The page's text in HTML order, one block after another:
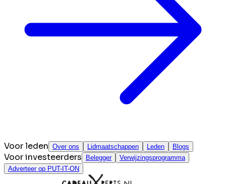
Voor leden Over ons Lidmaatschappen Leden Blogs
Voor investeerders Belegger
Verwijzingsprogramma
Adverteer op PUT-IT-ON